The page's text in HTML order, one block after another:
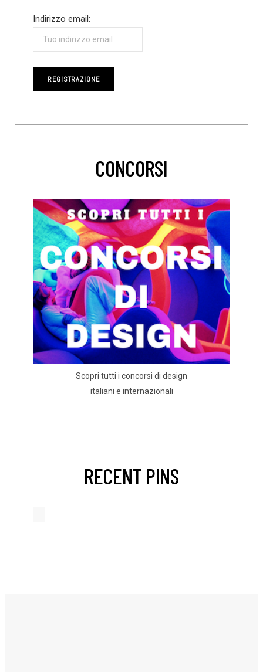
Indirizzo email:
CONCORSI
Scopri tutti i concorsi di design
italiani e internazionali
RECENT PINS